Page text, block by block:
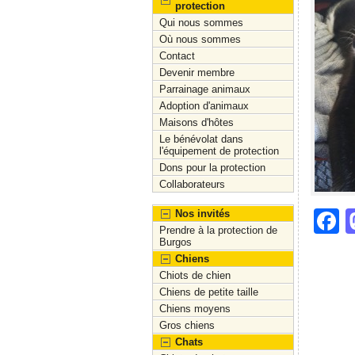
protection
Qui nous sommes
Où nous sommes
Contact
Devenir membre
Parrainage animaux
Adoption d'animaux
Maisons d'hôtes
Le bénévolat dans
l'équipement de protection
Dons pour la protection
Collaborateurs
Nos invités
Prendre à la protection de
Burgos
Chiens
Chiots de chien
Chiens de petite taille
Chiens moyens
Gros chiens
Chats
F